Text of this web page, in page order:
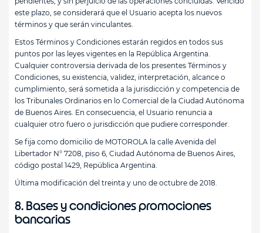
este plazo, se considerará que el Usuario acepta los nuevos
términos y que serán vinculantes.
Estos Términos y Condiciones estarán regidos en todos sus
puntos por las leyes vigentes en la República Argentina.
Cualquier controversia derivada de los presentes Términos y
Condiciones, su existencia, validez, interpretación, alcance o
cumplimiento, será sometida a la jurisdicción y competencia de
los Tribunales Ordinarios en lo Comercial de la Ciudad Autónoma
de Buenos Aires. En consecuencia, el Usuario renuncia a
cualquier otro fuero o jurisdicción que pudiere corresponder.
Se fija como domicilio de MOTOROLA la calle Avenida del
Libertador N° 7208, piso 6, Ciudad Autónoma de Buenos Aires,
código postal 1429, República Argentina.
Última modificación del treinta y uno de octubre de 2018.
8. Bases y condiciones promociones
bancarias